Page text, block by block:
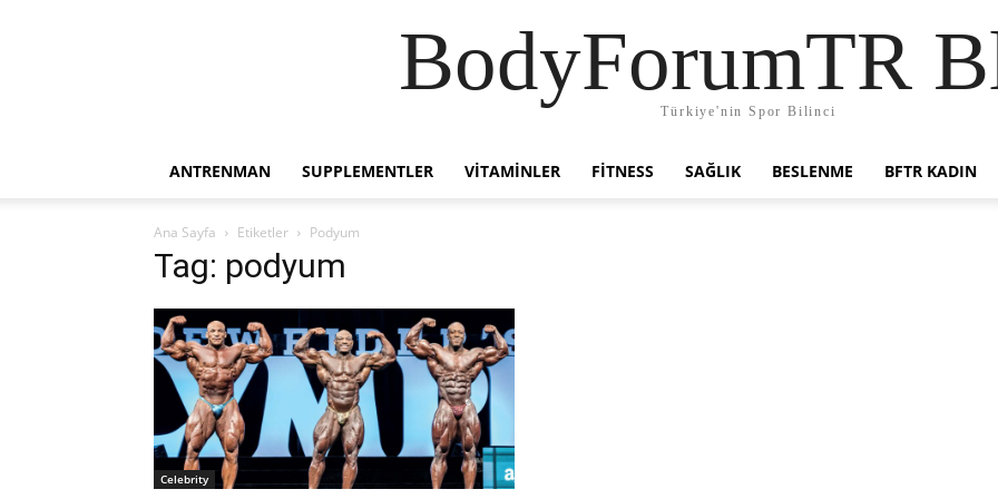
BodyForumTR
Türkiye'nin Spor Bilinci
ANTRENMAN SUPPLEMENTLER VITAMINLER FITNESS SAĞLIK BESLENME BFTR KADIN
Ana Sayfa Etiketler Podyum
Tag: podyum
Celebrity